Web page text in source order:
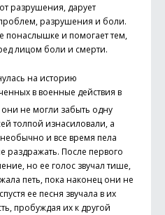
разрушения, дарует
разрушения и боли.
понаслышке и помогает тем,
лицом боли и смерти.
на историю
в военные действия в
они не могли забыть одну
толпой изнасиловали, а
и все время пела
раздражать. После первого
но ее голос звучал тише,
петь, пока наконец они не
ее песня звучала в их
пробуждая их к другой